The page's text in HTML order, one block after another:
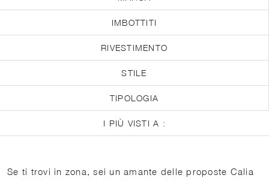
IMBOTTITI
RIVESTIMENTO
STILE
TIPOLOGIA
I PIÙ VISTI A :
Se ti trovi in zona, sei un amante delle proposte Calia